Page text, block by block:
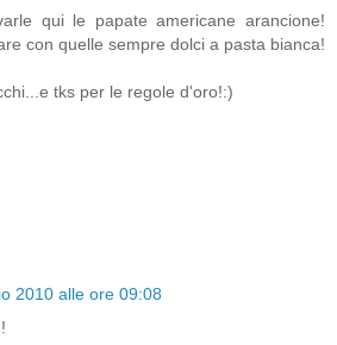
qui le papate americane arancione!
con quelle sempre dolci a pasta bianca!
tks per le regole d'oro!:)
2010 alle ore 09:08